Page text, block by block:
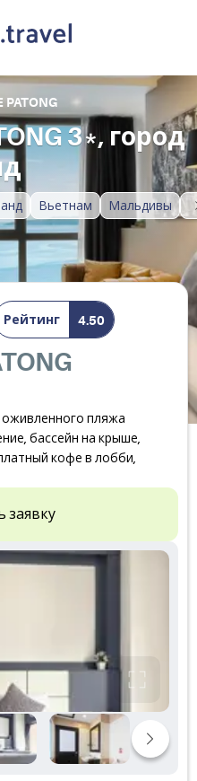
Вьетнам Мальдивы
PATONG
3*, город
Рейтинг 4.50
пляжа
бассейн на крыше,
кофе в лобби,
заявку